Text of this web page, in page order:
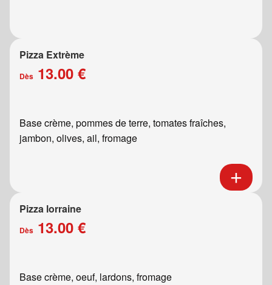
Pizza Extrème
Dès 13.00 €
Base crème, pommes de terre, tomates fraîches,
jambon, olives, ail, fromage
Pizza lorraine
Dès 13.00 €
Base crème, oeuf, lardons, fromage